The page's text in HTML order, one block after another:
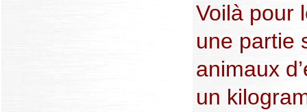
Voilà pour
une partie
animaux
un